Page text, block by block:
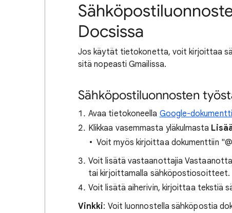
Docsissa
Jos käytät tietokonetta, voit kirjoittaa
sitä nopeasti Gmailissa.
Sähköpostiluonnosten
Avaa tietokoneella Google-dokumentti
Klikkaa vasemmasta yläkulmasta
Voit myös kirjoittaa dokumenttiin
Voit lisätä vastaanottajia
tai kirjoittamalla sähköpostiosoitteet.
Voit lisätä aiherivin, kirjoittaa tekstiä
Vinkki: Voit luonnostella sähköpostia